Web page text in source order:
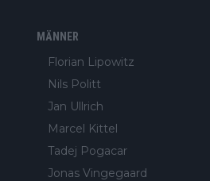
MÄNNER
Florian Lipowitz
Nils Politt
Jan Ullrich
Marcel Kittel
Tadej Pogacar
Jonas Vingegaard